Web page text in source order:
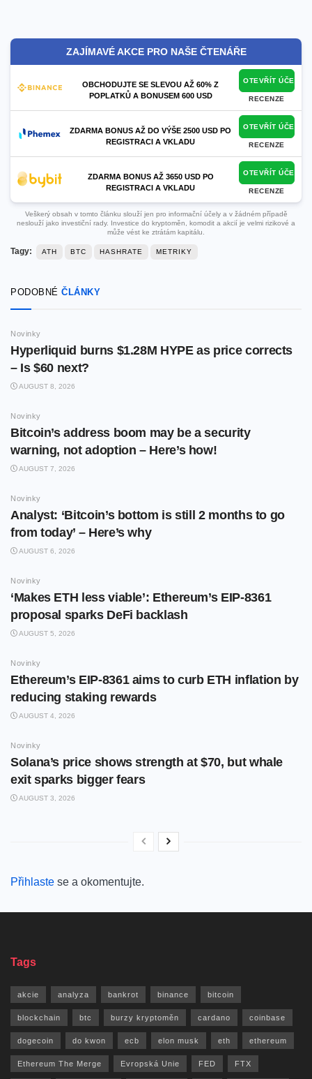
ZAJÍMAVÉ AKCE PRO NAŠE ČTENÁŘE
OBCHODUJTE SE SLEVOU AŽ 60% Z
POPLATKŮ A BONUSEM 600 USD
OTEVŘÍT ÚČET
RECENZE
ZDARMA BONUS AŽ DO VÝŠE 2500 USD PO
REGISTRACI A VKLADU
OTEVŘÍT ÚČET
RECENZE
ZDARMA BONUS AŽ 3650 USD PO
REGISTRACI A VKLADU
OTEVŘÍT ÚČET
RECENZE
Veškerý obsah v tomto článku slouží jen pro informační účely a v žádném případě
neslouží jako investiční rady. Investice do kryptoměn, komodit a akcií je velmi rizikové a
může vést ke ztrátám kapitálu.
Tagy: ATH BTC HASHRATE METRIKY
PODOBNÉ ČLÁNKY
Novinky
Hyperliquid burns $1.28M HYPE as price corrects
– Is $60 next?
AUGUST 8, 2026
Novinky
Bitcoin’s address boom may be a security
warning, not adoption – Here’s how!
AUGUST 7, 2026
Novinky
Analyst: ‘Bitcoin’s bottom is still 2 months to go
from today’ – Here’s why
AUGUST 6, 2026
Novinky
‘Makes ETH less viable’: Ethereum’s EIP-8361
proposal sparks DeFi backlash
AUGUST 5, 2026
Novinky
Ethereum’s EIP-8361 aims to curb ETH inflation by
reducing staking rewards
AUGUST 4, 2026
Novinky
Solana’s price shows strength at $70, but whale
exit sparks bigger fears
AUGUST 3, 2026
Přihlaste se a okomentujte.
Tags
akcie analyza bankrot binance bitcoin
blockchain btc burzy kryptoměn cardano coinbase
dogecoin do kwon ecb elon musk eth ethereum
Ethereum The Merge Evropská Unie FED FTX